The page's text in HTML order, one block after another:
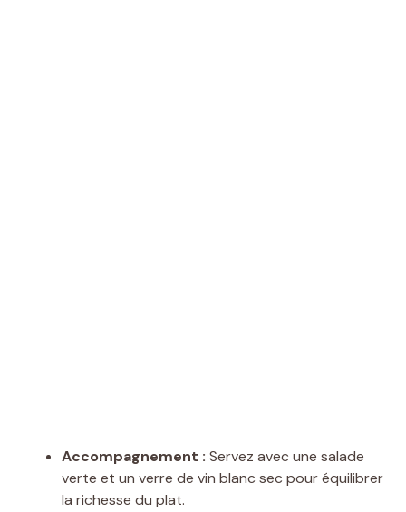
Accompagnement : Servez avec une salade
verte et un verre de vin blanc sec pour équilibrer
la richesse du plat.